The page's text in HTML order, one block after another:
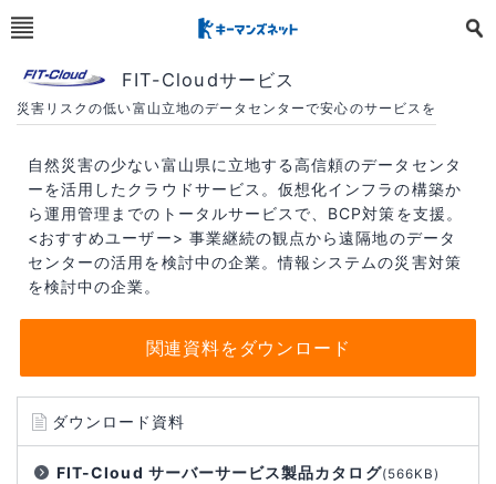
FIT-Cloudサービス
災害リスクの低い富山立地のデータセンターで安心のサービスを
自然災害の少ない富山県に立地する高信頼のデータセンタ
ーを活用したクラウドサービス。仮想化インフラの構築か
ら運用管理までのトータルサービスで、BCP対策を支援。
<おすすめユーザー> 事業継続の観点から遠隔地のデータ
センターの活用を検討中の企業。情報システムの災害対策
を検討中の企業。
関連資料をダウンロード
ダウンロード資料
FIT-Cloud サーバーサービス製品カタログ(566KB)